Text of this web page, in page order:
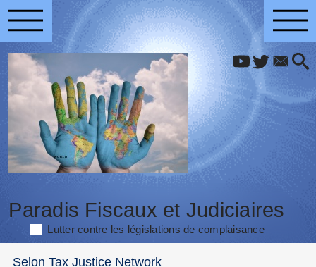
Paradis Fiscaux et Judiciaires
Lutter contre les législations de complaisance
Selon Tax Justice Network